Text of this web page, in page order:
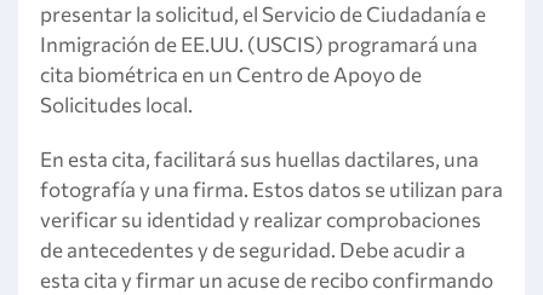
presentar la solicitud, el Servicio de Ciudadanía e
Inmigración de EE.UU. (USCIS) programará una
cita biométrica en un Centro de Apoyo de
Solicitudes local.
En esta cita, facilitará sus huellas dactilares, una
fotografía y una firma. Estos datos se utilizan para
verificar su identidad y realizar comprobaciones
de antecedentes y de seguridad. Debe acudir a
esta cita y firmar un acuse de recibo confirmando